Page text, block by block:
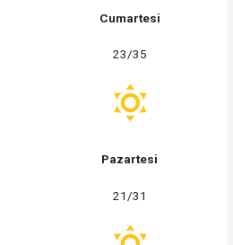
Cumartesi
23/35
Pazartesi
21/31